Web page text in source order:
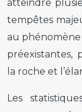
atteindre
tempêtes
au phénomène
préexistantes,
la roche et
Les